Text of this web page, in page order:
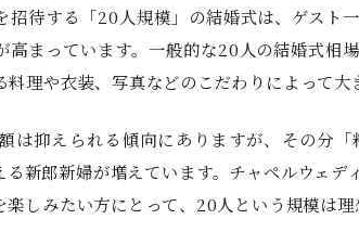
招待する「20人規模」の結婚式は、ゲスト
高まっています。一般的な20人の結婚式相
理や衣装、写真などのこだわりによって大
は抑えられる傾向にありますが、その分
る新郎新婦が増えています。チャペルウェデ
楽しみたい方にとって、20人という規模は理